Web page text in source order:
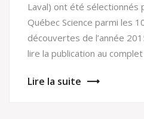
Laval) ont été sélectionnés
Québec Science parmi les
découvertes de l’année
lire la publication au complet
Lire la suite